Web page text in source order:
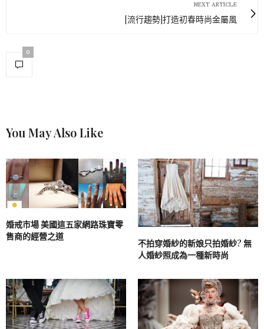
NEXT ARTICLE
[流行趨勢]打造初春時尚金屬風
0
You May Also Like
婚戒市場 美國這五家網路珠寶零
售商的經營之道
不拍穿婚紗的新娘只拍婚紗? 無
人婚紗照成為一種新時尚